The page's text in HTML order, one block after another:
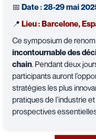
📅 Date : 28-29 mai
📍 Lieu : Barcelone,
Ce symposium de
incontournable des
chain. Pendant deux
participants auront
stratégies les plus
pratiques de l’industrie
prospectives